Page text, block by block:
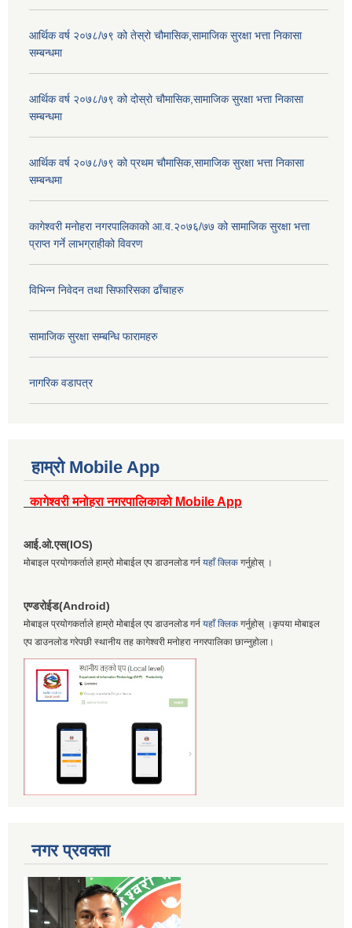
आर्थिक वर्ष २०७८/७९ को तेस्रो चौमासिक,सामाजिक सुरक्षा भत्ता निकासा
सम्बन्धमा
आर्थिक वर्ष २०७८/७९ को दोस्रो चौमासिक,सामाजिक सुरक्षा भत्ता निकासा
सम्बन्धमा
आर्थिक वर्ष २०७८/७९ को प्रथम चौमासिक,सामाजिक सुरक्षा भत्ता निकासा
सम्बन्धमा
कागेश्वरी मनोहरा नगरपालिकाको आ.व.२०७६/७७ को सामाजिक सुरक्षा भत्ता
प्राप्त गर्ने लाभग्राहीको विवरण
विभिन्न निवेदन तथा सिफारिसका ढाँचाहरु
सामाजिक सुरक्षा सम्बन्धि फारामहरु
नागरिक वडापत्र
हाम्रो Mobile App
कागेश्वरी मनोहरा नगरपालिकाको Mobile App
आई.ओ.एस(IOS)
मोबाइल प्रयोगकर्ताले हाम्रो मोबाईल एप डाउनलोड गर्न यहाँ क्लिक गर्नुहोस् ।
एण्डरोईड(Android)
मोबाइल प्रयोगकर्ताले हाम्रो मोबाईल एप डाउनलोड गर्न यहाँ क्लिक गर्नुहोस् ।कृपया मोबाइल
एप डाउनलोड गरेपछी स्थानीय तह कागेश्वरी मनोहरा नगरपालिका छान्नुहोला।
नगर प्रवक्ता